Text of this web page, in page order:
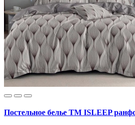
Постельное белье ТМ ISLEEP